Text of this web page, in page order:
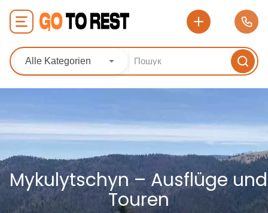
Alle Kategorien
Mykulytschyn – Ausflüge und
Touren